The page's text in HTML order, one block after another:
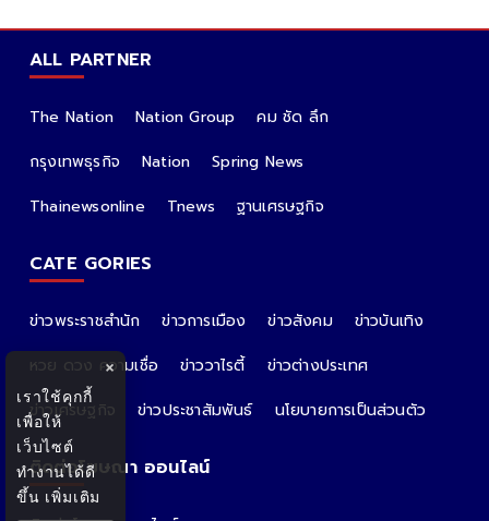
ALL PARTNER
The Nation Nation Group
คม ชัด ลึก
กรุงเทพธุรกิจ
Nation
Spring News
Thainewsonline
Tnews ฐานเศรษฐกิจ
CATE GORIES
ข่าวพระราชสำนัก ข่าวการเมือง ข่าวสังคม
ข่าวบันเทิง
หวย ดวง ความเชื่อ
ข่าววาไรตี้
ข่าวต่างประเทศ
ข่าวเศรษฐกิจ
ข่าวประชาสัมพันธ์ นโยบายการเป็นส่วนตัว
ติดต่อโฆษณา ออนไลน์
×
เราใช้คุกกี้
เพื่อให้
เว็บไซต์
ทำงานได้ดี
ขึ้น เพิ่มเติม